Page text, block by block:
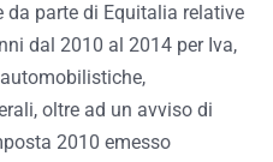
da parte di Equitalia relative
dal 2010 al 2014 per Iva,
oltre ad un avviso di
2010 emesso